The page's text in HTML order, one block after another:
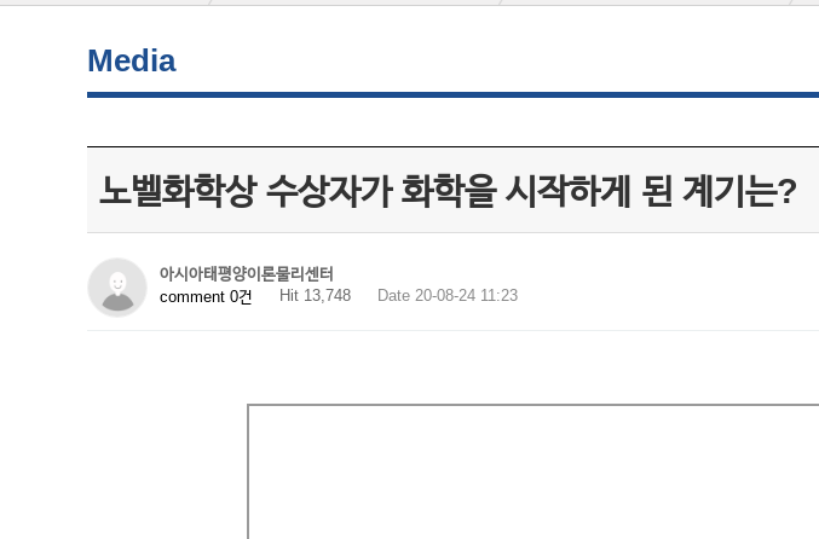
Media
노벨화학상 수상자가 화학을 시작하게 된 계기는?
아시아태평양이론물리센터
comment 0건
Hit 13,748 Date 20-08-24 11:23